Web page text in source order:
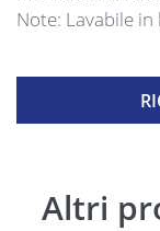
Note: Lavabile
Altri